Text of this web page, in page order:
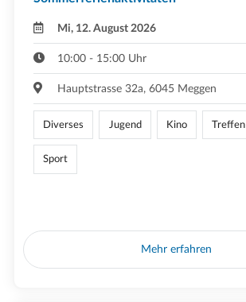
Mi, 12. August 2026
10:00 - 15:00 Uhr
Hauptstrasse 32a, 6045 Meggen
Diverses Jugend Kino Treffen
Sport
Mehr erfahren